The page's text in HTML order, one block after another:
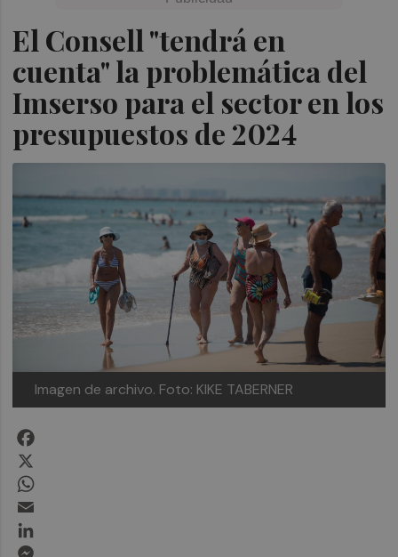
El Consell "tendrá en
cuenta" la problemática del
Imserso para el sector en los
presupuestos de 2024
Imagen de archivo. Foto: KIKE TABERNER